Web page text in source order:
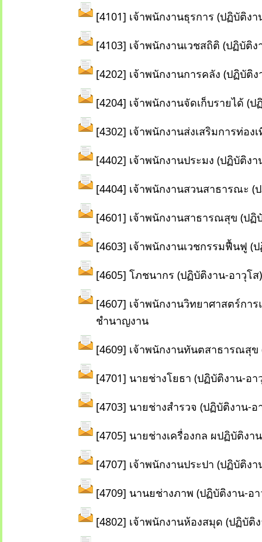
[4101] เจ้าพนักงานธุรการ (ปฏิบัติงา
[4103] เจ้าพนักงานเวชสถิติ (ปฏิบัติง
[4202] เจ้าพนักงานการคลัง (ปฏิบัติง
[4204] เจ้าพนักงานจัดเก็บรายได้ (ป
[4302] เจ้าพนักงานส่งเสริมการท่อง
[4402] เจ้าพนักงานประมง (ปฏิบัติงา
[4404] เจ้าพนักงานสวนสาธารณะ (
[4601] เจ้าพนักงานสาธารณสุข (ปฏิ
[4603] เจ้าพนักงานเวชกรรมฟื้นฟู (
[4605] โภชนากร (ปฏิบัติงาน-อาวุโส)
[4607] เจ้าพนักงานวิทยาศาสตร์กา
ชำนาญงาน
[4609] เจ้าพนักงานทันตสาธารณสุข
[4701] นายช่างโยธา (ปฏิบัติงาน-อา
[4703] นายช่างสำรวจ (ปฏิบัติงาน-อ
[4705] นายช่างเครื่องกล ผปฏิบัติงา
[4707] เจ้าพนักงานประปา (ปฏิบัติงา
[4709] นานยช่างภาพ (ปฏิบัติงาน-อา
[4802] เจ้าพนักงานห้องสมุด (ปฏิบัติ